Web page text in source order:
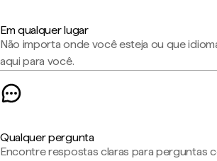
Em qualquer lugar
Não importa onde você esteja ou que
aqui para você.
Qualquer pergunta
Encontre respostas claras para perguntas